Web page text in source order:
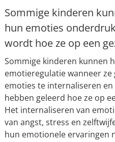
Sommige kinderen
hun emoties
wordt hoe ze op een
Sommige kinderen kunnen
emotieregulatie wanneer
emoties te internaliseren
hebben geleerd hoe ze op
Het internaliseren van
van angst, stress en
hun emotionele ervaringen